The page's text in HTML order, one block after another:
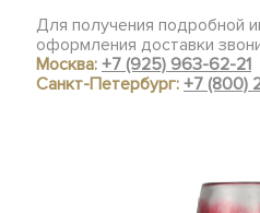
Для получения подробной
оформления доставки
Москва:+7 (925) 963-62-21
Санкт-Петербург:+7 (800)